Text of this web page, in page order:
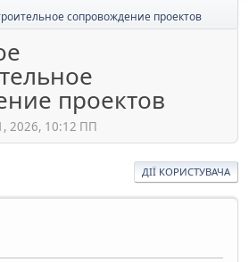
сопровождение проектов
проектов
2026, 10:12 ПП
ДІЇ КОРИСТУВАЧА